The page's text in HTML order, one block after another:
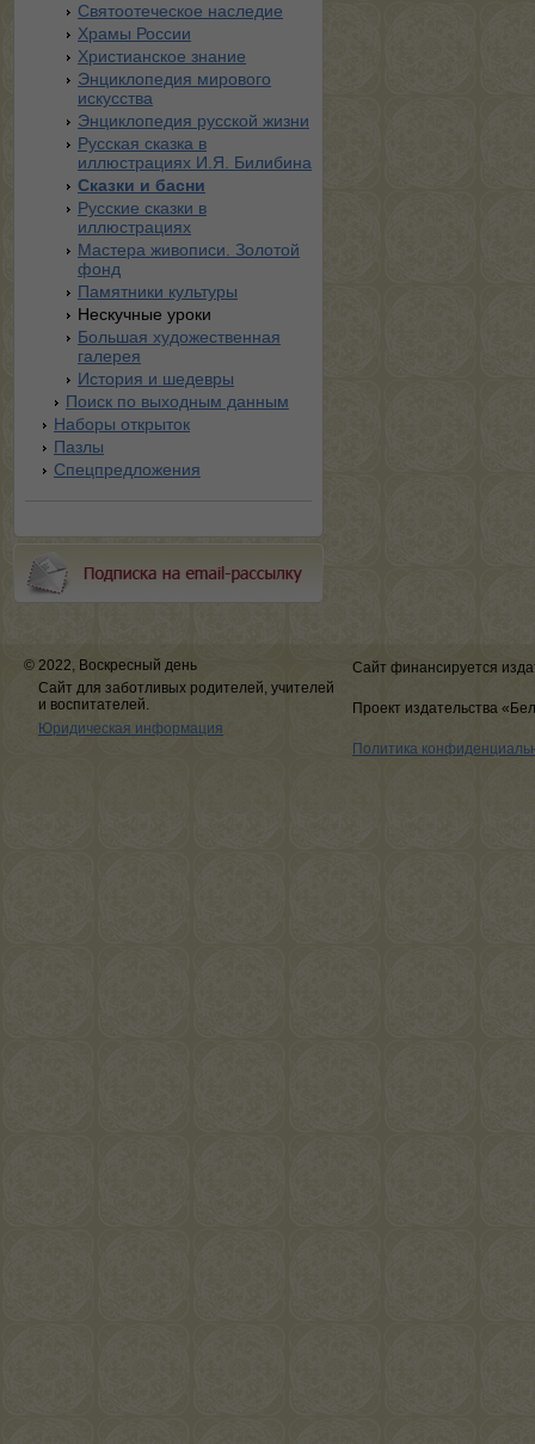
Святоотеческое наследие
Храмы России
Христианское знание
Энциклопедия мирового
искусства
Энциклопедия русской жизни
Русская сказка в
иллюстрациях И.Я. Билибина
Сказки и басни
Русские сказки в
иллюстрациях
Мастера живописи. Золотой
фонд
Памятники культуры
Нескучные уроки
Большая художественная
галерея
История и шедевры
Поиск по выходным данным
Наборы открыток
Пазлы
Спецпредложения
© 2022, Воскресный день
Сайт для заботливых родителей, учителей
и воспитателей.
Юридическая информация
Сайт финансируется
Проект издательства
Политика